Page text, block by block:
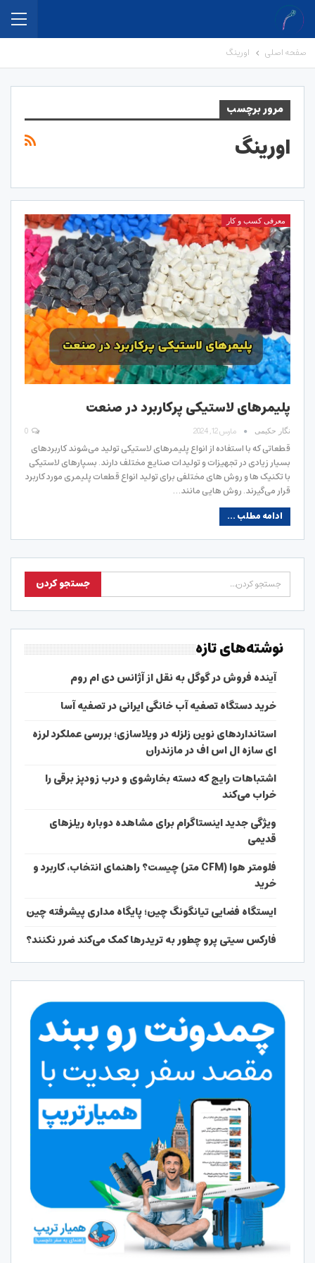
صفحه اصلی اورینگ
مرور برچسب
اورینگ
معرفی کسب و کار
پلیمرهای لاستیکی پرکاربرد در صنعت
نگار حکیمی مارس 12, 2024
قطعاتی که با استفاده از انواع پلیمرهای لاستیکی تولید می‌شوند کاربردهای
بسیار زیادی در تجهیزات و تولیدات صنایع مختلف دارند. بسپارهای لاستیکی
با تکنیک ها و روش های مختلفی برای تولید انواع قطعات پلیمری مورد کاربرد
قرار می‌گیرند. روش هایی مانند…
ادامه مطلب ...
نوشته‌های تازه
آینده فروش در گوگل به نقل از آژانس دی ام روم
خرید دستگاه تصفیه آب خانگی ایرانی در تصفیه آسا
استانداردهای نوین زلزله در ویلاسازی؛ بررسی عملکرد لرزه
ای سازه ال اس اف در مازندران
اشتباهات رایج که دسته بخارشوی و درب زودپز برقی را
خراب می‌کند
ویژگی جدید اینستاگرام برای مشاهده دوباره ریلزهای
قدیمی
فلومتر هوا (CFM متر) چیست؟ راهنمای انتخاب، کاربرد و
خرید
ایستگاه فضایی تیانگونگ چین؛ پایگاه مداری پیشرفته چین
فارکس سیتی پرو چطور به تریدرها کمک می‌کند ضرر نکنند؟